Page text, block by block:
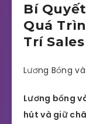
Bí
Quá
Trí
Lương Bổng
Lương bổng
hút và giữ